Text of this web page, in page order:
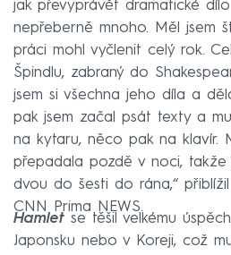
jak převyprávět dramatické
nepřeberně mnoho. Měl jsem
práci mohl vyčlenit celý rok.
Špindlu, zabraný do
jsem si všechna jeho díla a
pak jsem začal psát texty a
na kytaru, něco pak na klavír.
přepadala pozdě v noci,
dvou do šesti do rána,“
CNN Prima NEWS.
Hamlet se těšil velkému
Japonsku nebo v Koreji, což